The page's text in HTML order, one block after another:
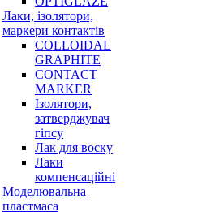
Лаки, ізолятори,
маркери контактів
COLLOIDAL
GRAPHITE
CONTACT
MARKER
Ізолятори,
затверджувач
гіпсу
Лак для воску
Лаки
компенсаційні
Моделювальна
пластмаса